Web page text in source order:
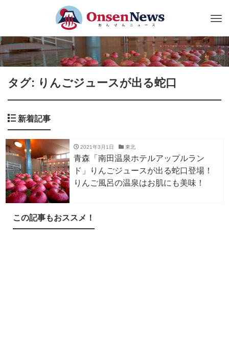
タグ: りんごジュースが出る蛇口
新着記事
2021年3月1日 東北
青森「南田温泉ホテルアップルラン
ド」りんごジュースが出る蛇口登場！
りんご風呂の温泉はお肌にも美味！
この記事もおススメ！